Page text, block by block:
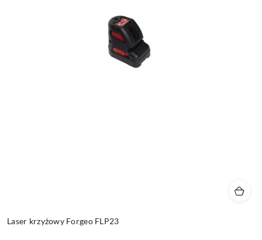
Laser krzyżowy Forgeo FLP23